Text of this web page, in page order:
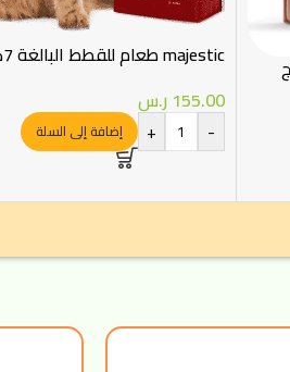
majestic طعام للقطط البالغة 7كيلو
155.00 ر.س
-
+ إضافة إلى السلة